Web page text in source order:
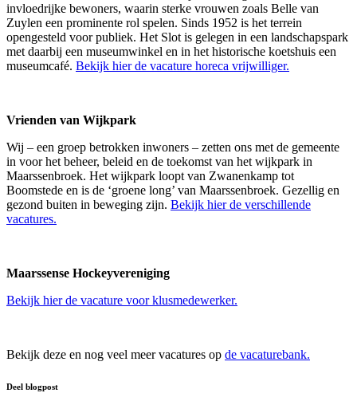
invloedrijke bewoners, waarin sterke vrouwen zoals Belle van
Zuylen een prominente rol spelen. Sinds 1952 is het terrein
opengesteld voor publiek. Het Slot is gelegen in een landschapspark
met daarbij een museumwinkel en in het historische koetshuis een
museumcafé. Bekijk hier de vacature horeca vrijwilliger.
Vrienden van Wijkpark
Wij – een groep betrokken inwoners – zetten ons met de gemeente
in voor het beheer, beleid en de toekomst van het wijkpark in
Maarssenbroek. Het wijkpark loopt van Zwanenkamp tot
Boomstede en is de ‘groene long’ van Maarssenbroek. Gezellig en
gezond buiten in beweging zijn. Bekijk hier de verschillende
vacatures.
Maarssense Hockeyvereniging
Bekijk hier de vacature voor klusmedewerker.
Bekijk deze en nog veel meer vacatures op de vacaturebank.
Deel blogpost